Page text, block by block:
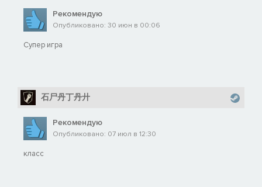
Рекомендую
Опубликовано: 30 июн в 00:06
Супер игра
石尸丹丁丹廾
Рекомендую
Опубликовано: 07 июл в 12:30
класс